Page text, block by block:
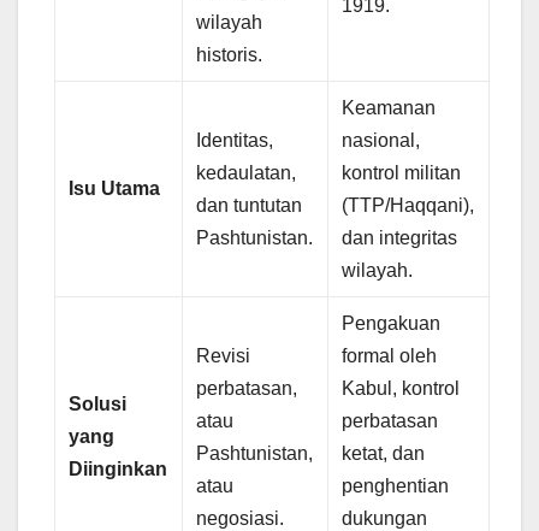
wilayah
historis.
1919.
Isu Utama
Identitas,
kedaulatan,
dan tuntutan
Pashtunistan.
Keamanan
nasional,
kontrol militan
(TTP/Haqqani),
dan integritas
wilayah.
Solusi
yang
Diinginkan
Revisi
perbatasan,
atau
Pashtunistan,
atau
negosiasi.
Pengakuan
formal oleh
Kabul, kontrol
perbatasan
ketat, dan
penghentian
dukungan